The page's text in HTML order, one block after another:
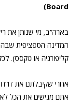
Board)
בארה”ב, מי שנותן את
המדינה הספציפית שבה
קליפורניה או טקסס).
אחרי שקיבלתם את
אתם מגישים את הכל